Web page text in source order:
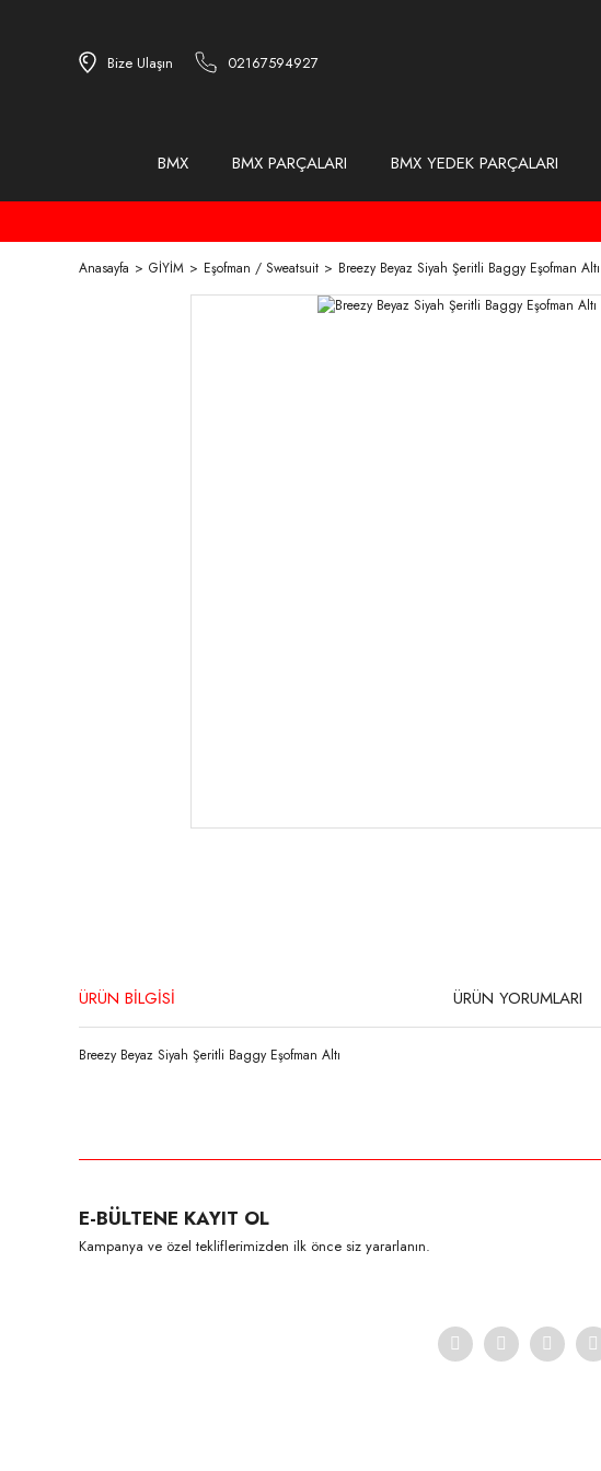
Bize Ulaşın 02167594927
BMX BMX PARÇALARI BMX YEDEK PARÇALARI
Anasayfa GİYİM Eşofman / Sweatsuit Breezy Beyaz Siyah Şeritli Baggy Eşofman Altı
ÜRÜN BİLGİSİ ÜRÜN YORUMLARI
Breezy Beyaz Siyah Şeritli Baggy Eşofman Altı
Ürün açıklamasında eksik bilgiler bulunuyor.
Ürün bilgilerinde hatalar bulunuyor.
E-BÜLTENE KAYIT OL
Kampanya ve özel tekliflerimizden ilk önce siz yararlanın.